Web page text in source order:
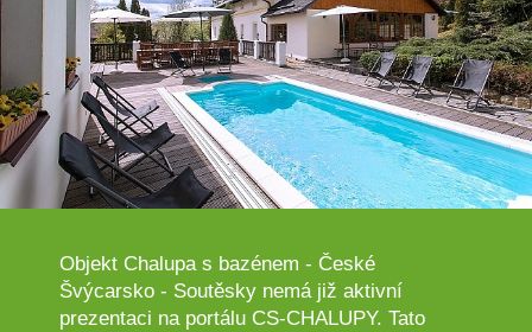
Objekt Chalupa s bazénem - České
Švýcarsko - Soutěsky nemá již aktivní
prezentaci na portálu CS-CHALUPY. Tato